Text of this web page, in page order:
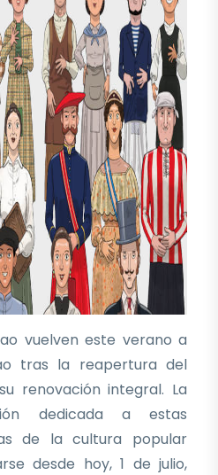
vuelven este verano a
tras la reapertura del
renovación integral. La
dedicada a estas
de la cultura popular
desde hoy, 1 de julio,